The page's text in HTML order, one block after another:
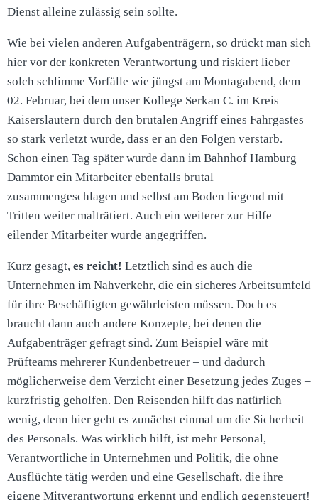
Dienst alleine zulässig sein sollte.
Wie bei vielen anderen Aufgabenträgern, so drückt man sich
hier vor der konkreten Verantwortung und riskiert lieber
solch schlimme Vorfälle wie jüngst am Montagabend, dem
02. Februar, bei dem unser Kollege Serkan C. im Kreis
Kaiserslautern durch den brutalen Angriff eines Fahrgastes
so stark verletzt wurde, dass er an den Folgen verstarb.
Schon einen Tag später wurde dann im Bahnhof Hamburg
Dammtor ein Mitarbeiter ebenfalls brutal
zusammengeschlagen und selbst am Boden liegend mit
Tritten weiter malträtiert. Auch ein weiterer zur Hilfe
eilender Mitarbeiter wurde angegriffen.
Kurz gesagt, es reicht! Letztlich sind es auch die
Unternehmen im Nahverkehr, die ein sicheres Arbeitsumfeld
für ihre Beschäftigten gewährleisten müssen. Doch es
braucht dann auch andere Konzepte, bei denen die
Aufgabenträger gefragt sind. Zum Beispiel wäre mit
Prüfteams mehrerer Kundenbetreuer – und dadurch
möglicherweise dem Verzicht einer Besetzung jedes Zuges –
kurzfristig geholfen. Den Reisenden hilft das natürlich
wenig, denn hier geht es zunächst einmal um die Sicherheit
des Personals. Was wirklich hilft, ist mehr Personal,
Verantwortliche in Unternehmen und Politik, die ohne
Ausflüchte tätig werden und eine Gesellschaft, die ihre
eigene Mitverantwortung erkennt und endlich gegensteuert!